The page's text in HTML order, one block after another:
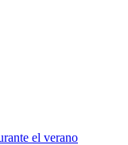
el verano